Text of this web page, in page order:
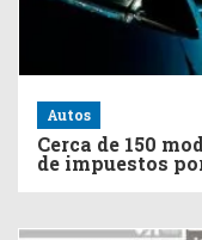
Autos
Cerca de 150
de impuestos